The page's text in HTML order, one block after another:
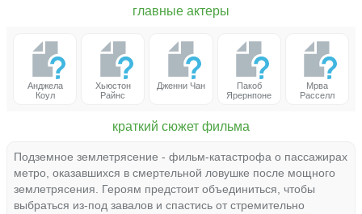
главные актеры
Анджела
Коул
Хьюстон
Райнс
Дженни Чан
Пакоб
Ярернпоне
Мрва
Расселл
краткий сюжет фильма
Подземное землетрясение - фильм-катастрофа о пассажирах
метро, оказавшихся в смертельной ловушке после мощного
землетрясения. Героям предстоит объединиться, чтобы
выбраться из-под завалов и спастись от стремительно